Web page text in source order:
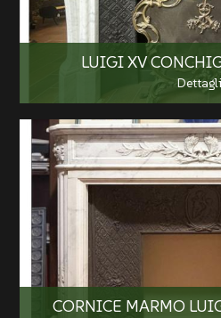
LUIGI XV
Dettagli
CORNICE MARMO